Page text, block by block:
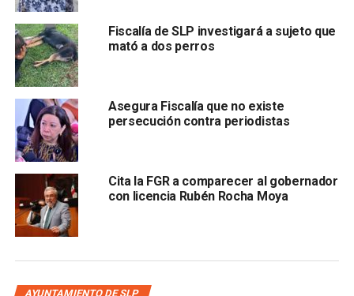
donde también se observa la participación de personas
identificadas como funcionarios municipales, quienes
presuntamente habrían respaldado la agresión contra un
civil en plena vía pública.
Actualmente, la Fisc
declaraciones para determinarsi existieron delitos
como lesiones o abuso de autoridad por parte del edil y
Fiscalía de SLP investigará a sujeto que
mató a dos perros
Asegura Fiscalía que no existe
persecución contra periodistas
Cita la FGR a comparecer al gobernador
con licencia Rubén Rocha Moya
AYUNTAMIENTO DE SLP